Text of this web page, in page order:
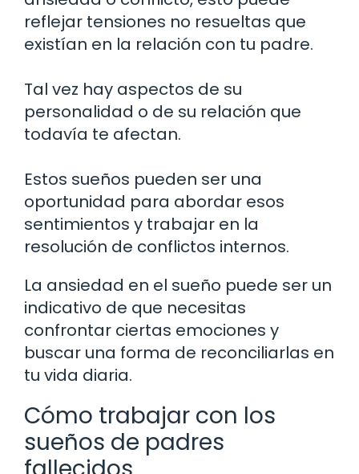
reflejar tensiones no resueltas que
existían en la relación con tu padre.
Tal vez hay aspectos de su
personalidad o de su relación que
todavía te afectan.
Estos sueños pueden ser una
oportunidad para abordar esos
sentimientos y trabajar en la
resolución de conflictos internos.
La ansiedad en el sueño puede ser un
indicativo de que necesitas
confrontar ciertas emociones y
buscar una forma de reconciliarlas en
tu vida diaria.
Cómo trabajar con los
sueños de padres